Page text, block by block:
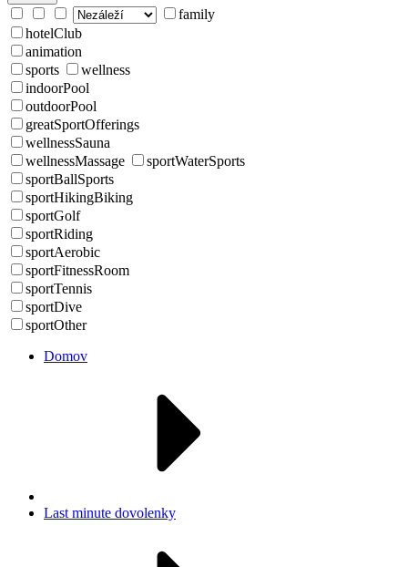
family
hotelClub
animation
sports
wellness
indoorPool
outdoorPool
greatSportOfferings
wellnessSauna
wellnessMassage
sportWaterSports
sportBallSports
sportHikingBiking
sportGolf
sportRiding
sportAerobic
sportFitnessRoom
sportTennis
sportDive
sportOther
Domov
Last minute dovolenky